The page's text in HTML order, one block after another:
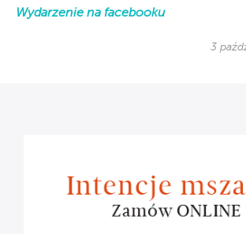
Wydarzenie na facebooku
3